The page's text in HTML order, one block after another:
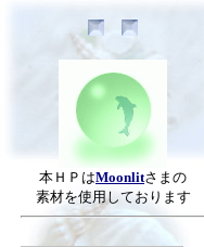
本ＨＰはMoonlitさまの
素材を使用しております